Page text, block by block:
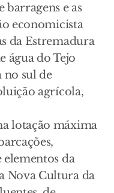
barragens e as
economicista
da Estremadura
água do Tejo
no sul de
agrícola,
lotação máxima
da
Nova Cultura da